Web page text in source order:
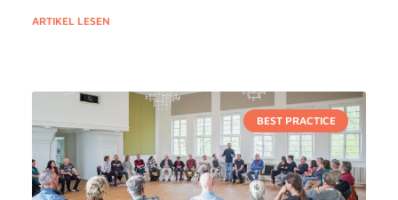
ARTIKEL LESEN
BEST PRACTICE